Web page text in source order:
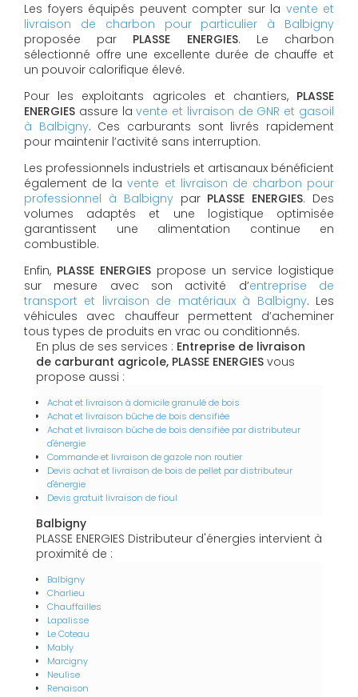
Les foyers équipés peuvent compter sur la vente et
livraison de charbon pour particulier à Balbigny
proposée par PLASSE ENERGIES. Le charbon
sélectionné offre une excellente durée de chauffe et
un pouvoir calorifique élevé.
Pour les exploitants agricoles et chantiers, PLASSE
ENERGIES assure lavente et livraison de GNR et gasoil
à Balbigny. Ces carburants sont livrés rapidement
pour maintenir l’activité sans interruption.
Les professionnels industriels et artisanaux bénéficient
également de lavente et livraison de charbon pour
professionnel à Balbignypar PLASSE ENERGIES. Des
volumes adaptés et une logistique optimisée
garantissent une alimentation continue en
combustible.
Enfin, PLASSE ENERGIES propose un service logistique
sur mesure avec son activité d’entreprise de
transport et livraison de matériaux à Balbigny. Les
véhicules avec chauffeur permettent d’acheminer
tous types de produits en vrac ou conditionnés.
En plus de ses services : Entreprise de livraison
de carburant agricole, PLASSE ENERGIES vous
propose aussi :
Achat et livraison à domicile granulé de bois
Achat et livraison bûche de bois densifiée
Achat et livraison bûche de bois densifiée par distributeur
d'énergie
Commande et livraison de gazole non routier
Devis achat et livraison de bois de pellet par distributeur
d'énergie
Devis gratuit livraison de fioul
Balbigny
PLASSE ENERGIES Distributeur d'énergies intervient à
proximité de :
Balbigny
Charlieu
Chauffailles
Lapalisse
Le Coteau
Mably
Marcigny
Neulise
Renaison